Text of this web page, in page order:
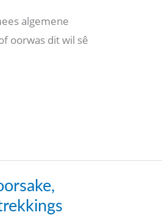
algemene
oorwas dit wil sê